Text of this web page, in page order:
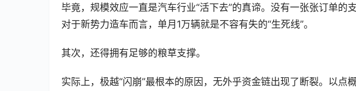
毕竟，规模效应一直是汽车行业“活下去”的真谛。没有一张张订单的
对于新势力造车而言，单月1万辆就是不容有失的“生死线”。
其次，还得拥有足够的粮草支撑。
实际上，极越“闪崩”最根本的原因，无外乎资金链出现了断裂。以点